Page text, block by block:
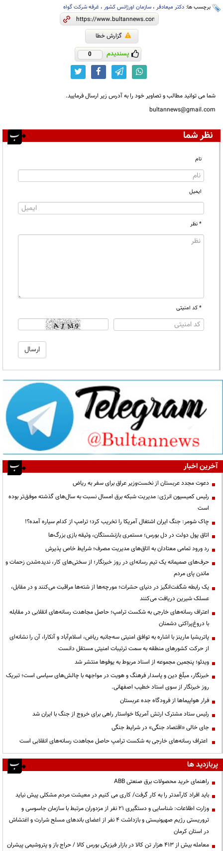
برچسب ها: دکتر میعادفر ، سازمان اورژانس کشور ، غرفه شرکت گواه
گزارش خطا
پسندیدم 0
شما می توانید مطالب و تصاویر خود را به آدرس زیر ارسال فرمایید.
bultannews@gmail.com
نظر شما
نام
ایمیل
* نظر
* کد امنیتی
آخرین اخبار
دعوت مجدد عربستان از نخست‌وزیر عراق برای سفر به ریاض
رئیس کمیسیون انرژی: مدیریت شبکه برق امسال نسبت به سال‌های گذشته موفق‌تر بوده
است
چاک شومر: جنگ ایران اشتغال آمریکا را تخریب کرد؛ ترامپ از کدام سیاره آمده؟!
اتاق پول دولت در دل بورس؛ مستمری بازنشستگان، وثیقه بازی بزرگ‌ها
رد ورود تمامی معتادان به اتاق‌های مدیریت مصرف؛ شرایط خاص پذیرش
حرف‌های صمیمانه یک تیم رسانه‌ای در روز خبرنگار؛ از سختی‌های کار، ندیده‌شدن زحمات و
ماندن پای مردم
یک رابطه شگفت‌انگیز در دنیای حشرات؛ مورچه‌ها از شته‌ها مراقبت می‌کنند و در مقابل،
عسلک شیرین دریافت می‌کنند
اعتراف رسانه‌های خارجی به شکست ترامپ؛ حاصل مجاهدت رسانه‌های انقلابی در مقابله
با دروغ‌پراکنی دشمنان
پاتریشیا مارینز با اشاره به توافق امنیتی سه‌جانبه ریاض، اسلام‌آباد و آنکارا، آن را نشانه‌ای
از حرکت کشورهای منطقه به سمت ترتیبات امنیتی مستقل دانست
ویدئو؛ پنجمین مجموعه از اسناد مربوط به یوفوها منتشر شد
خبرنگار، مبلّغ دین و پاسدار فرهنگ و هویت در مواجهه با چالش‌های سیاسی است؛ تبریک
روز خبرنگار از سوی استاد خطیب اصفهانی.
فرار هواپیماها از فرودگاه جده عربستان
رئیس ستاد مشترک ارتش آمریکا خواستار راهی برای خروج از جنگ با ایران شد
جای خالی «اقتصاد جنگی» در شرایط جنگی
اعتراف رسانه‌های خارجی به شکست ترامپ حاصل مجاهدت رسانه‌های انقلابی است
پربازدید ها
راهنمای خرید محصولات برق صنعتی ABB
باید افراد کارآمدتر را به کار گرفت/ کاری می کنیم در معیشت مردم مشکلی پیش نیاید
وزارت اطلاعات: شناسایی و دستگیری ۲۱ نفر از مزدوران مرتبط با سازمان جاسوسی و
تروریستی رژیم صهیونیستی و بازداشت ۴ نفر از اعضای باندهای مسلح شرارت و اغتشاش
در استان کرمان
معامله بیش از ۴۱۳ هزار تن کالا در بازار فیزیکی بورس کالا / حراج باز و پتروشیمی پیشران